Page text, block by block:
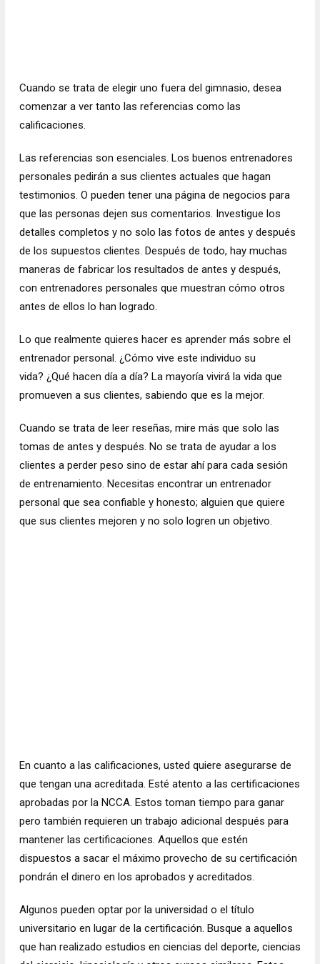
Cuando se trata de elegir uno fuera del gimnasio, desea
comenzar a ver tanto las referencias como las
calificaciones.
Las referencias son esenciales. Los buenos entrenadores
personales pedirán a sus clientes actuales que hagan
testimonios. O pueden tener una página de negocios para
que las personas dejen sus comentarios. Investigue los
detalles completos y no solo las fotos de antes y después
de los supuestos clientes. Después de todo, hay muchas
maneras de fabricar los resultados de antes y después,
con entrenadores personales que muestran cómo otros
antes de ellos lo han logrado.
Lo que realmente quieres hacer es aprender más sobre el
entrenador personal. ¿Cómo vive este individuo su
vida? ¿Qué hacen día a día? La mayoría vivirá la vida que
promueven a sus clientes, sabiendo que es la mejor.
Cuando se trata de leer reseñas, mire más que solo las
tomas de antes y después. No se trata de ayudar a los
clientes a perder peso sino de estar ahí para cada sesión
de entrenamiento. Necesitas encontrar un entrenador
personal que sea confiable y honesto; alguien que quiere
que sus clientes mejoren y no solo logren un objetivo.
En cuanto a las calificaciones, usted quiere asegurarse de
que tengan una acreditada. Esté atento a las certificaciones
aprobadas por la NCCA. Estos toman tiempo para ganar
pero también requieren un trabajo adicional después para
mantener las certificaciones. Aquellos que estén
dispuestos a sacar el máximo provecho de su certificación
pondrán el dinero en los aprobados y acreditados.
Algunos pueden optar por la universidad o el título
universitario en lugar de la certificación. Busque a aquellos
que han realizado estudios en ciencias del deporte, ciencias